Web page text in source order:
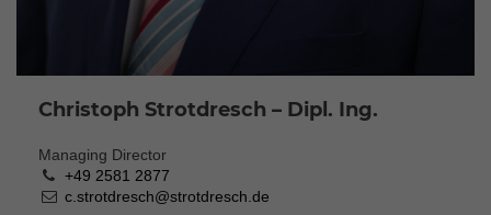
Christoph Strotdresch – Dipl. Ing.
Managing Director
+49 2581 2877
c.strotdresch@strotdresch.de